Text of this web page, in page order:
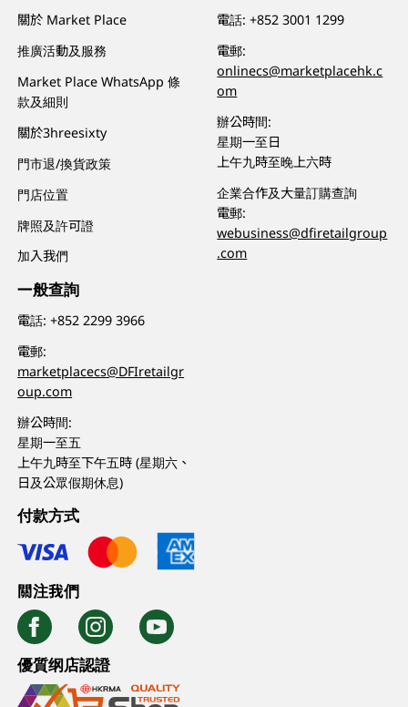
關於 Market Place
推廣活動及服務
Market Place WhatsApp 條
款及細則
關於3hreesixty
門市退/換貨政策
門店位置
牌照及許可證
加入我們
一般查詢
電話:+852 2299 3966
電郵:
marketplacecs@DFIretailgr
oup.com
辦公時間:
星期一至五
上午九時至下午五時 (星期六、
日及公眾假期休息)
電話:+852 3001 1299
電郵:
onlinecs@marketplacehk.c
om
辦公時間:
星期一至日
上午九時至晚上六時
企業合作及大量訂購查詢
電郵:
webusiness@dfiretailgroup
.com
付款方式
關注我們
優質纲店認證